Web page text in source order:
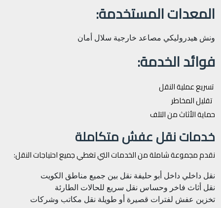
المعدات المستخدمة:
ونش هيدروليكي مصاعد خارجية سلال أمان
فوائد الخدمة:
تسريع عملية النقل
تقليل المخاطر
حماية الأثاث من التلف
خدمات نقل عفش متكاملة
نقدم مجموعة شاملة من الخدمات التي تغطي جميع احتياجات النقل:
نقل داخلي داخل أبو حليفة نقل بين جميع مناطق الكويت
نقل أثاث فاخر وحساس نقل سريع للحالات الطارئة
تخزين عفش لفترات قصيرة أو طويلة نقل مكاتب وشركات